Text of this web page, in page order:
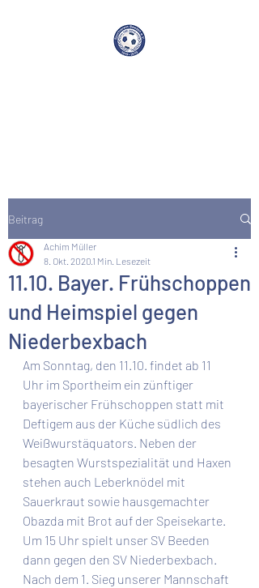
Beitrag
11.10. Bayer. Frühschoppen
und Heimspiel gegen
Niederbexbach
Achim Müller
8. Okt. 2020 1 Min. Lesezeit
Am Sonntag, den 11.10. findet ab 11
Uhr im Sportheim ein zünftiger
bayerischer Frühschoppen statt mit
Deftigem aus der Küche südlich des
Weißwurstäquators. Neben der
besagten Wurstspezialität und Haxen
stehen auch Leberknödel mit
Sauerkraut sowie hausgemachter
Obazda mit Brot auf der Speisekarte.
Um 15 Uhr spielt unser SV Beeden
dann gegen den SV Niederbexbach.
Nach dem 1. Sieg unserer Mannschaft